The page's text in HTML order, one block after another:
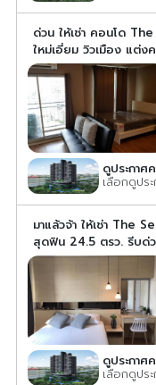
ด่วน ให้เช่า คอนโด
ใหม่เอี่ยม วิวเมือง แต่
ดูประกาศ
เลือกดูปร
มาแล้วจ้า ให้เช่า The
สุดฟิน 24.5 ตรว. รีบด่ว
ดูประกาศ
เลือกดูปร